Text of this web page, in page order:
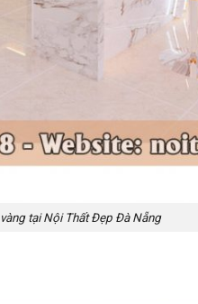
tại Nội Thất Đẹp Đà Nẵng